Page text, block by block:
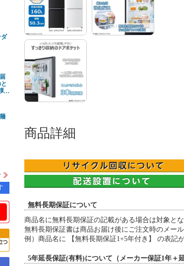
商品詳細
無料長期保証について
商品名に無料長期保証の記載がある場合は対象とな
無料長期保証書は商品お届け後にご注文時のメー
例）商品名に 【無料長期保証1+5年付き】 の表記
5年延長保証(有料)について（メーカー保証1年＋
ダ